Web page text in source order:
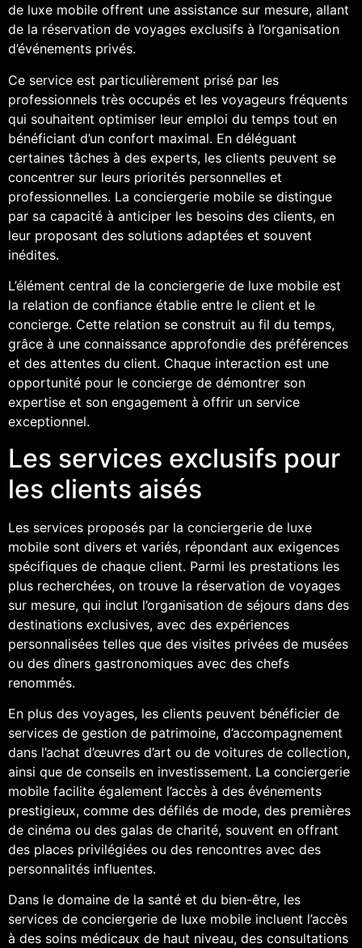
de luxe mobile offrent une assistance sur mesure, allant
de la réservation de voyages exclusifs à l’organisation
d’événements privés.
Ce service est particulièrement prisé par les
professionnels très occupés et les voyageurs fréquents
qui souhaitent optimiser leur emploi du temps tout en
bénéficiant d’un confort maximal. En déléguant
certaines tâches à des experts, les clients peuvent se
concentrer sur leurs priorités personnelles et
professionnelles. La conciergerie mobile se distingue
par sa capacité à anticiper les besoins des clients, en
leur proposant des solutions adaptées et souvent
inédites.
L’élément central de la conciergerie de luxe mobile est
la relation de confiance établie entre le client et le
concierge. Cette relation se construit au fil du temps,
grâce à une connaissance approfondie des préférences
et des attentes du client. Chaque interaction est une
opportunité pour le concierge de démontrer son
expertise et son engagement à offrir un service
exceptionnel.
Les services exclusifs pour
les clients aisés
Les services proposés par la conciergerie de luxe
mobile sont divers et variés, répondant aux exigences
spécifiques de chaque client. Parmi les prestations les
plus recherchées, on trouve la réservation de voyages
sur mesure, qui inclut l’organisation de séjours dans des
destinations exclusives, avec des expériences
personnalisées telles que des visites privées de musées
ou des dîners gastronomiques avec des chefs
renommés.
En plus des voyages, les clients peuvent bénéficier de
services de gestion de patrimoine, d’accompagnement
dans l’achat d’œuvres d’art ou de voitures de collection,
ainsi que de conseils en investissement. La conciergerie
mobile facilite également l’accès à des événements
prestigieux, comme des défilés de mode, des premières
de cinéma ou des galas de charité, souvent en offrant
des places privilégiées ou des rencontres avec des
personnalités influentes.
Dans le domaine de la santé et du bien-être, les
services de conciergerie de luxe mobile incluent l’accès
à des soins médicaux de haut niveau, des consultations